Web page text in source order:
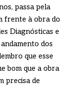
passa pela
frente à obra do
Diagnósticas e
dos
que esse
bom que a obra
precisa de